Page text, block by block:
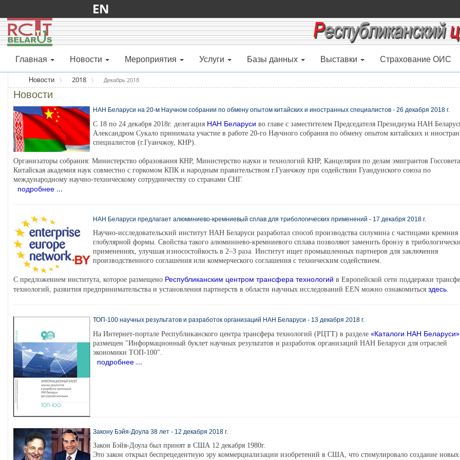
EN
Главная Новости Мероприятия Услуги Базы данных Выставки Страхование ОИС
Новости 2018 Декабрь 2018
Новости
НАН Беларуси на 20-м Научном собрании по обмену опытом китайских и иностранных специалистов - 26 декабря 2018 г.
С 18 по 24 декабря 2018г. делегация НАН Беларуси во главе с заместителем Председателя Президиума НАН
Александром Сукало принимала участие в работе 20-го Научного собрания по обмену опытом китайских и
специалистов (г.Гуанчжоу, КНР).
Организаторы собрания: Министерство образования КНР, Министерство науки и технологий КНР, Канцелярия по делам эмигрантов
Китайская академия наук совместно с горкомом КПК и народным правительством г.Гуанчжоу при содействии Гуандунского союза по
международному научно-техническому сотрудничеству со странами СНГ.
подробнее ...
НАН Беларуси предлагает алюминиево-кремниевый сплав для трибологических применений - 17 декабря 2018 г.
Научно-исследовательский институт НАН Беларуси разработал способ производства силумина с частицами кремния
глобулярной формы. Свойства такого алюминиево-кремниевого сплава позволяют заменить бронзу в
применениях, улучшая износостойкость в 2–3 раза. Институт ищет промышленных партнеров для заключения
производственного соглашения или коммерческого соглашения с техническим содействием.
С предложением института, которое размещено Республиканским центром трансфера технологий в Европейской сети поддержки
технологий, развития предпринимательства и установления партнерств в области научных исследований EEN можно ознакомиться здесь.
ТОП-100 научных результатов и разработок организаций НАН Беларуси - 13 декабря 2018 г.
На Интернет-портале Республиканского центра трансфера технологий (РЦТТ) в разделе «Каталоги НАН Беларуси»
размещен "Информационный буклет научных результатов и разработок организаций НАН Беларуси для отраслей
экономики ТОП-100".
подробнее ...
Закону Бэйя-Доула 38 лет - 12 декабря 2018 г.
Закон Бэйя-Доула был принят в США 12 декабря 1980г.
Это закон открыл беспрецедентную эру коммерциализации изобретений в США, что стимулировало создание новых